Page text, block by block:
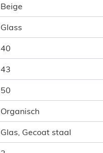
Beige
Glass
40
43
50
Organisch
Glas, Gecoat staal